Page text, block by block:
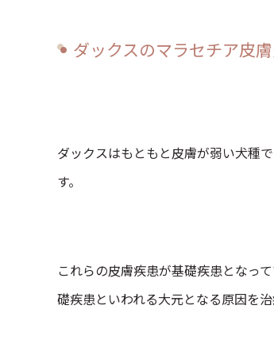
ダックスのマラセチア皮
ダックスはもともと皮膚が弱い犬種
す。
これらの皮膚疾患が基礎疾患となっ
礎疾患といわれる大元となる原因を